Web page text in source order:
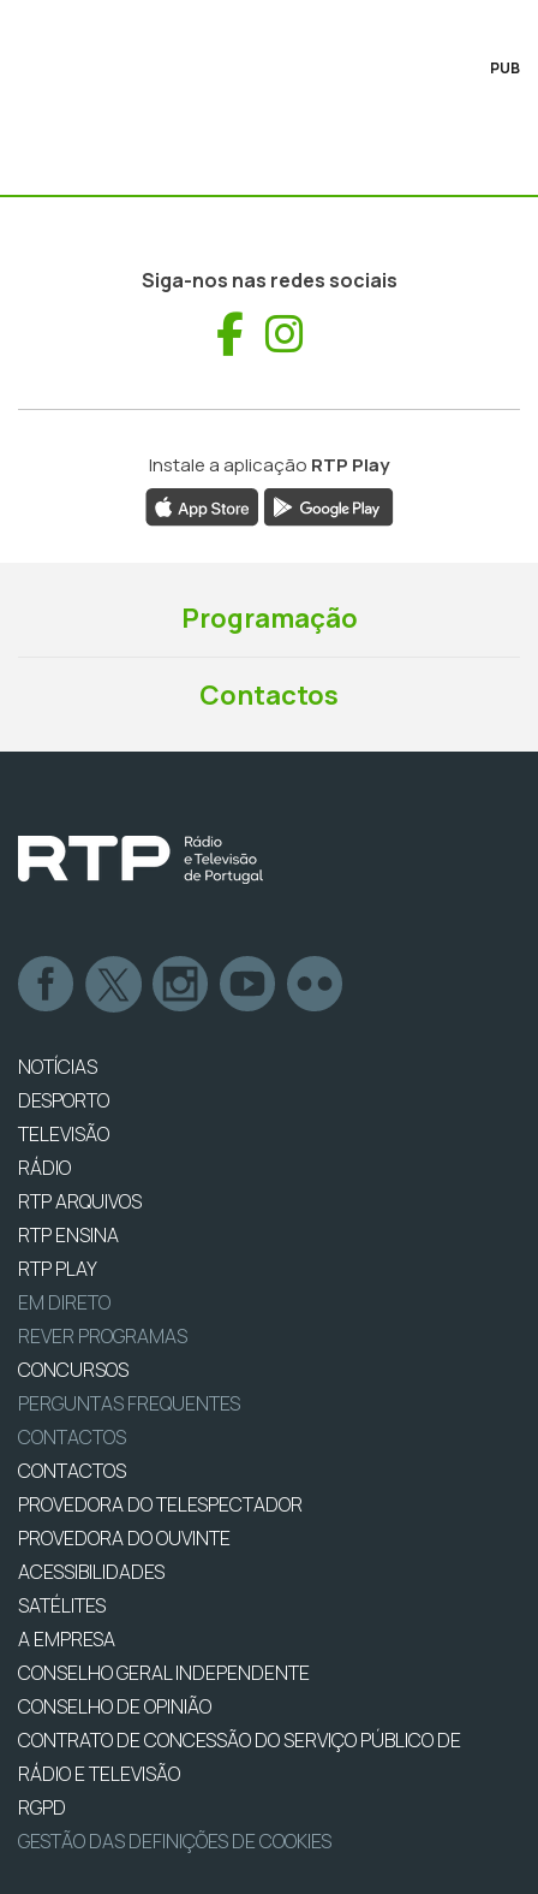
PUB
Siga-nos nas redes sociais
Facebook
Instale a aplicação RTP Play
Programação
Contactos
NOTÍCIAS
DESPORTO
TELEVISÃO
RÁDIO
RTP ARQUIVOS
RTP ENSINA
RTP PLAY
EM DIRETO
REVER PROGRAMAS
CONCURSOS
PERGUNTAS FREQUENTES
CONTACTOS
CONTACTOS
PROVEDORA DO TELESPECTADOR
PROVEDORA DO OUVINTE
ACESSIBILIDADES
SATÉLITES
A EMPRESA
CONSELHO GERAL INDEPENDENTE
CONSELHO DE OPINIÃO
CONTRATO DE CONCESSÃO DO SERVIÇO PÚBLICO DE
RÁDIO E TELEVISÃO
RGPD
GESTÃO DAS DEFINIÇÕES DE COOKIES